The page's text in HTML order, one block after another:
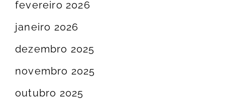
fevereiro 2026
janeiro 2026
dezembro 2025
novembro 2025
outubro 2025